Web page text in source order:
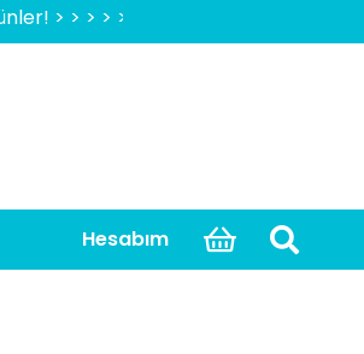
> > 2000 TL Üzeri Ücretsiz Kargo,
Hesabım